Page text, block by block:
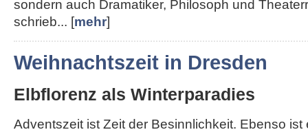
sondern auch Dramatiker, Philosoph und
schrieb... [mehr]
Weihnachtszeit in Dresden
Elbflorenz als Winterparadies
Adventszeit ist Zeit der Besinnlichkeit. Ebenso ist